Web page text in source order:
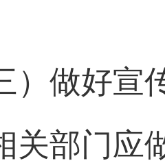
）做好宣
关部门应